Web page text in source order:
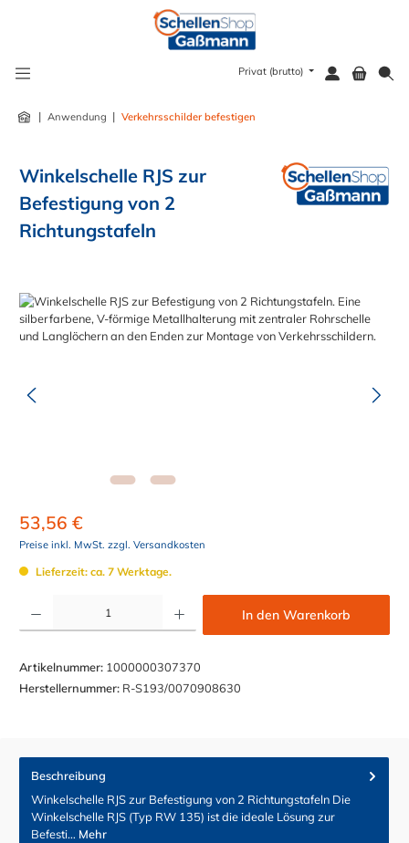
Privat (brutto)
| Anwendung | Verkehrsschilder befestigen
Winkelschelle RJS zur
Befestigung von 2
Richtungstafeln
Bildergalerie überspringen
53,56 €
Preise inkl. MwSt. zzgl. Versandkosten
Lieferzeit: ca. 7 Werktage.
In den Warenkorb
Artikelnummer: 1000000307370
Herstellernummer: R-S193/0070908630
Beschreibung
Winkelschelle RJS zur Befestigung von 2 Richtungstafeln Die
Winkelschelle RJS (Typ RW 135) ist die ideale Lösung zur
Befesti… Mehr